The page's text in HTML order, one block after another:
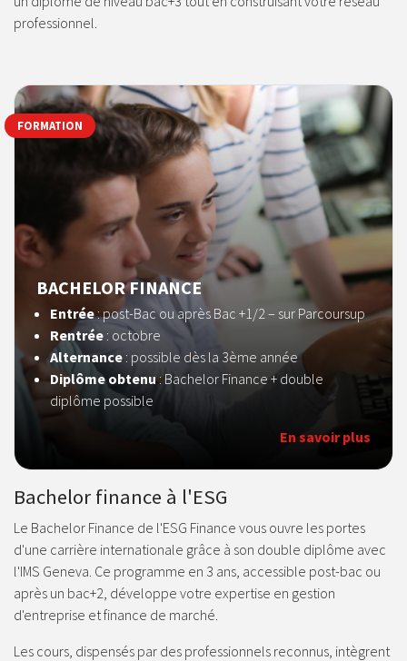
professionnel.
BACHELOR FINANCE
Entrée: post-Bac ou après Bac +1/2 – sur Parcoursup
Rentrée : octobre
Alternance : possible dès la 3ème année
Diplôme obtenu: Bachelor Finance + double
diplôme possible
En savoir plus
FORMATION
Bachelor finance à l'ESG
Le Bachelor Finance de l'ESG Finance vous ouvre les portes
d'une carrière internationale grâce à son double diplôme avec
l'IMS Geneva. Ce programme en 3 ans, accessible post-bac ou
après un bac+2, développe votre expertise en gestion
d'entreprise et finance de marché.
Les cours, dispensés par des professionnels reconnus, intègrent